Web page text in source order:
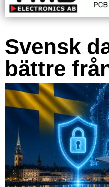
Svensk
bättre